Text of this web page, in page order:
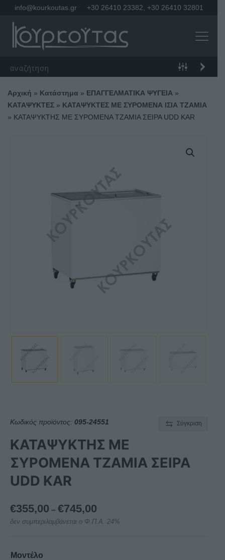
info@kourkoutas.gr +30 26410 23382 +30 26410 32801
Αρχική » Κατάστημα » ΕΠΑΓΓΕΛΜΑΤΙΚΑ ΨΥΓΕΙΑ »
ΚΑΤΑΨΥΚΤΕΣ » ΚΑΤΑΨΥΚΤΕΣ ΜΕ ΣΥΡΟΜΕΝΑ ΙΣΙΑ ΤΖΑΜΙΑ
» ΚΑΤΑΨΥΚΤΗΣ ΜΕ ΣΥΡΟΜΕΝΑ ΤΖΑΜΙΑ ΣΕΙΡΑ UDD KAR
Κωδικός προϊόντος: 095-24551 Σύγκριση
ΚΑΤΑΨΥΚΤΗΣ ΜΕ
ΣΥΡΟΜΕΝΑ ΤΖΑΜΙΑ ΣΕΙΡΑ
UDD KAR
€355,00 – €745,00
range:
δεν συμπεριλαμβάνεται ο Φ.Π.Α. 24%
Μοντέλο